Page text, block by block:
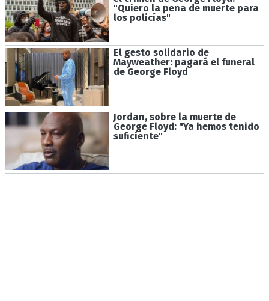
"Quiero la pena de muerte para
los policías"
El gesto solidario de
Mayweather: pagará el funeral
de George Floyd
Jordan, sobre la muerte de
George Floyd: "Ya hemos tenido
suficiente"